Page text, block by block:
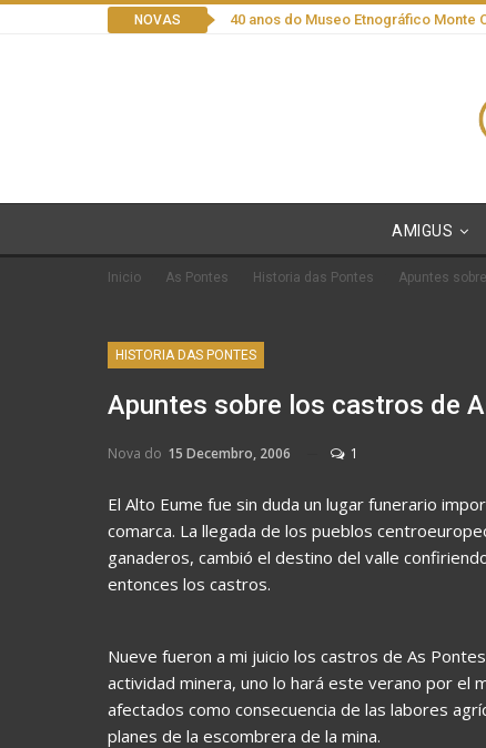
NOVAS 40 anos do Museo Etnográfico Monte
AMIGUS
Inicio As Pontes Historia das Pontes Apuntes
HISTORIA DAS PONTES
Apuntes sobre los castros de
Nova do 15 Decembro, 2006 1
El Alto Eume fue sin duda un lugar funerario
comarca. La llegada de los pueblos
ganaderos, cambió el destino del valle
entonces los castros.
Nueve fueron a mi juicio los castros de As
actividad minera, uno lo hará este verano por
afectados como consecuencia de las labores
planes de la escombrera de la mina.